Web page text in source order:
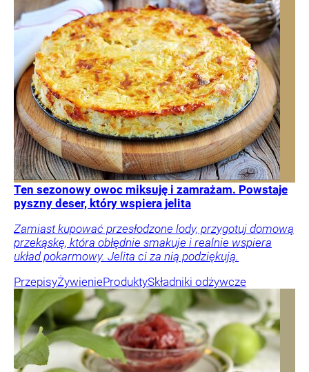
Ten sezonowy owoc miksuję i zamrażam. Powstaje
pyszny deser, który wspiera jelita
Zamiast kupować przesłodzone lody, przygotuj domową
przekąskę, która obłędnie smakuje i realnie wspiera
układ pokarmowy. Jelita ci za nią podziękują.
PrzepisyŻywienieProduktySkładniki odżywcze